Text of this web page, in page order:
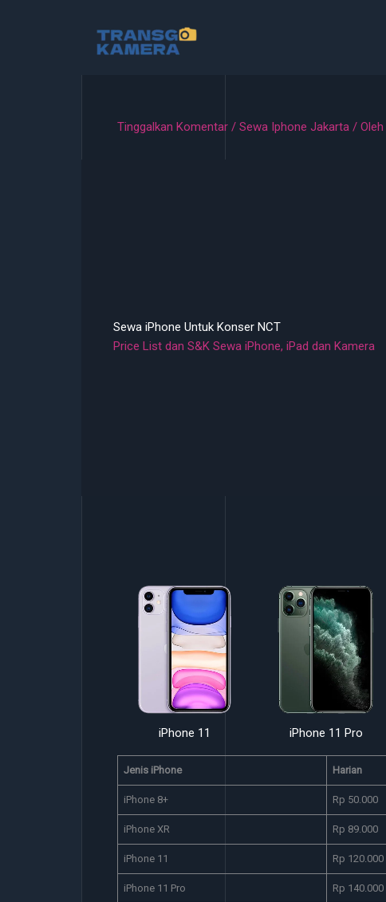
Tinggalkan Komentar / Sewa Iphone Jakarta / Oleh
Sewa iPhone Untuk Konser NCT
Price List dan S&K Sewa iPhone, iPad dan Kamera
iPhone 11 Pro iPhone 12
Jenis iPhone Harian
iPhone 8+ Rp 50.000
iPhone XR Rp 89.000
iPhone 11 Rp 120.000
iPhone 11 Pro Rp 140.000